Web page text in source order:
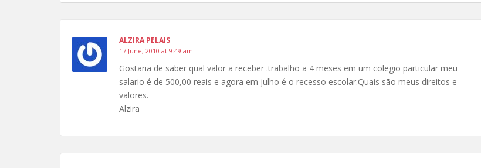
ALZIRA PELAIS
17 June, 2010 at 9:49 am
Gostaria de saber qual valor a receber .trabalho a 4 meses em um colegio particular meu
salario é de 500,00 reais e agora em julho é o recesso escolar.Quais são meus direitos e
valores.
Alzira